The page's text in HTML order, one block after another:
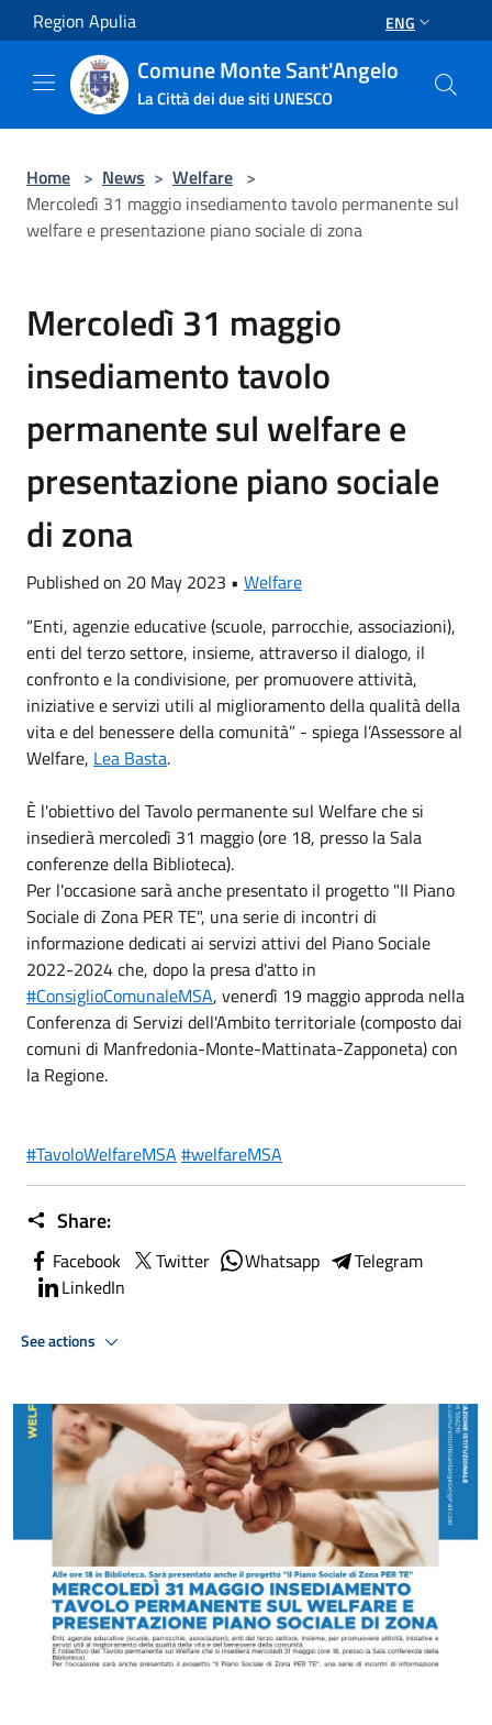
Salta al contenuto principale
Region Apulia ENG
Comune Monte Sant'Angelo
La Città dei due siti UNESCO
Home > News > Welfare >
Mercoledì 31 maggio insediamento tavolo permanente sul
welfare e presentazione piano sociale di zona
Mercoledì 31 maggio
insediamento tavolo
permanente sul welfare e
presentazione piano sociale
di zona
Published on 20 May 2023 • Welfare
“Enti, agenzie educative (scuole, parrocchie, associazioni),
enti del terzo settore, insieme, attraverso il dialogo, il
confronto e la condivisione, per promuovere attività,
iniziative e servizi utili al miglioramento della qualità della
vita e del benessere della comunità” - spiega l’Assessore al
Welfare, Lea Basta.
È l'obiettivo del Tavolo permanente sul Welfare che si
insedierà mercoledì 31 maggio (ore 18, presso la Sala
conferenze della Biblioteca).
Per l'occasione sarà anche presentato il progetto "II Piano
Sociale di Zona PER TE", una serie di incontri di
informazione dedicati ai servizi attivi del Piano Sociale
2022-2024 che, dopo la presa d'atto in
#ConsiglioComunaleMSA, venerdì 19 maggio approda nella
Conferenza di Servizi dell'Ambito territoriale (composto dai
comuni di Manfredonia-Monte-Mattinata-Zapponeta) con
la Regione.
#TavoloWelfareMSA #welfareMSA
Share:
Facebook Twitter Whatsapp
Telegram
LinkedIn
See actions